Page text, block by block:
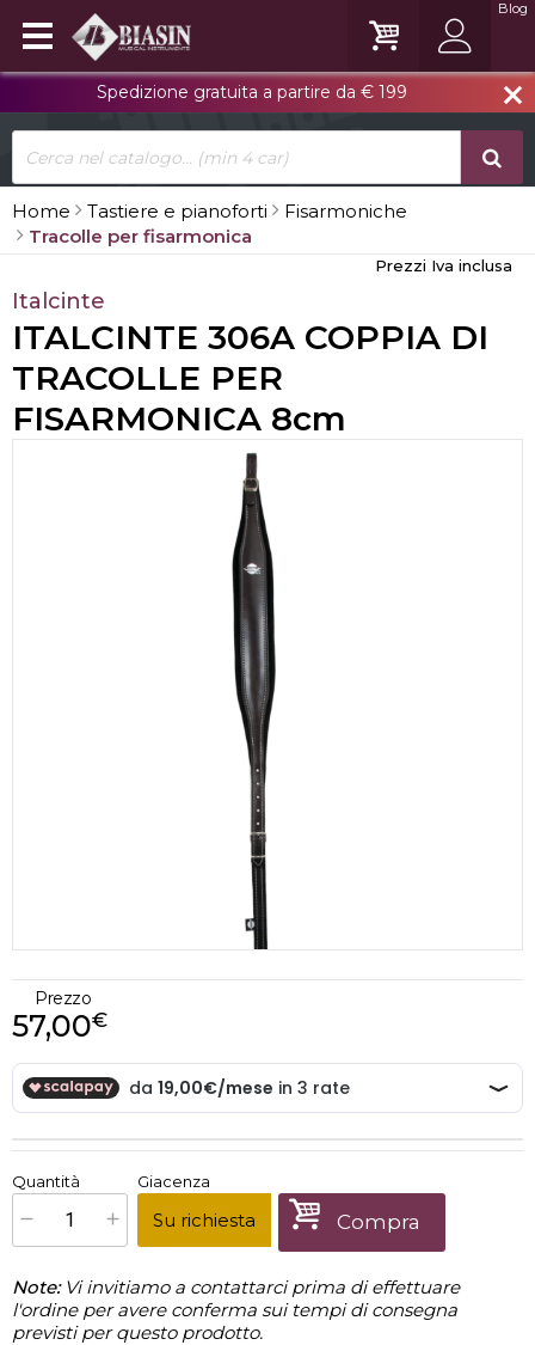
close
Spedizione gratuita a partire da € 199
Blog
Home Tastiere e pianoforti
Fisarmoniche
Tracolle per fisarmonica
Prezzi Iva inclusa
Italcinte
ITALCINTE 306A COPPIA DI
TRACOLLE PER
FISARMONICA 8cm
Prezzo
€
57,00
x1 Prezzo finale:€57,00
Quantità Giacenza
Su richiesta Compra
Note: Vi invitiamo a contattarci prima di effettuare
l'ordine per avere conferma sui tempi di consegna
previsti per questo prodotto.